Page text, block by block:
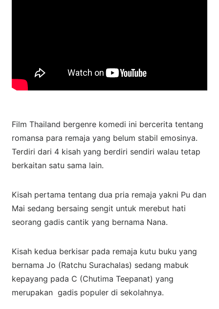
Film Thailand bergenre komedi ini bercerita tentang
romansa para remaja yang belum stabil emosinya.
Terdiri dari 4 kisah yang berdiri sendiri walau tetap
berkaitan satu sama lain.
Kisah pertama tentang dua pria remaja yakni Pu dan
Mai sedang bersaing sengit untuk merebut hati
seorang gadis cantik yang bernama Nana.
Kisah kedua berkisar pada remaja kutu buku yang
bernama Jo (Ratchu Surachalas) sedang mabuk
kepayang pada C (Chutima Teepanat) yang
merupakan gadis populer di sekolahnya.